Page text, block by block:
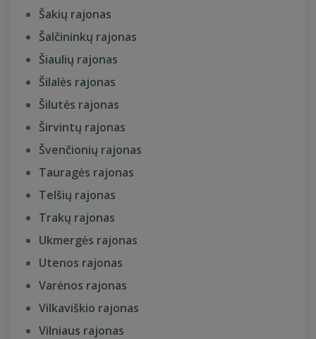
Šakių rajonas
Šalčininkų rajonas
Šiaulių rajonas
Šilalės rajonas
Šilutės rajonas
Širvintų rajonas
Švenčionių rajonas
Tauragės rajonas
Telšių rajonas
Trakų rajonas
Ukmergės rajonas
Utenos rajonas
Varėnos rajonas
Vilkaviškio rajonas
Vilniaus rajonas